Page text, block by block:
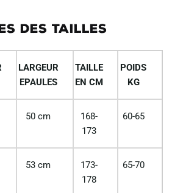
DES TAILLES
LARGEUR
EPAULES
TAILLE
EN CM
POIDS
KG
50 cm
168-
173
60-65
53 cm
173-
178
65-70